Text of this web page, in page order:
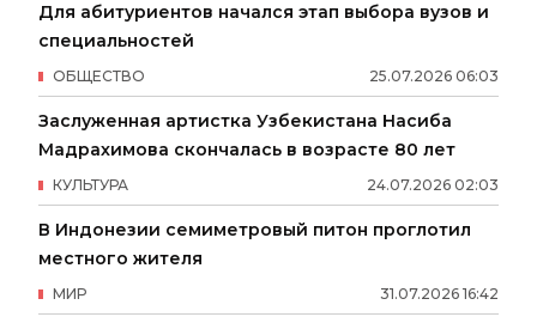
Для абитуриентов начался этап выбора вузов и
специальностей
25.07.2026 06:03
ОБЩЕСТВО
Заслуженная артистка Узбекистана Насиба
Мадрахимова скончалась в возрасте 80 лет
24.07.2026 02:03
КУЛЬТУРА
В Индонезии семиметровый питон проглотил
местного жителя
31.07.2026 16:42
МИР